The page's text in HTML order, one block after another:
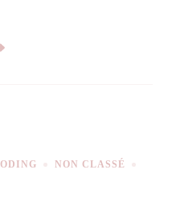
NON CLASSÉ